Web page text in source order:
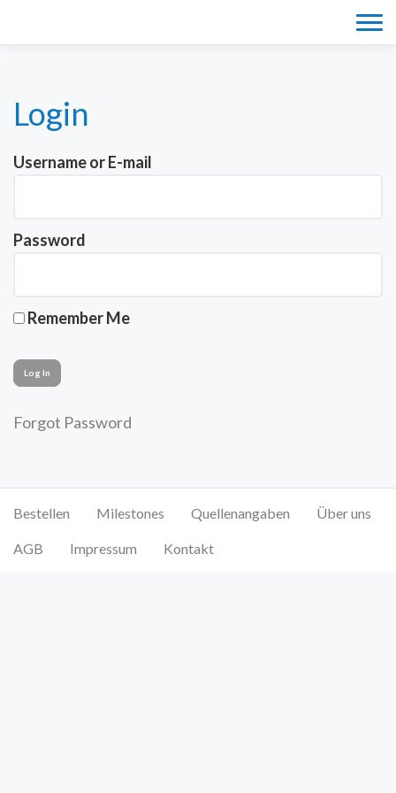
Login
Username or E-mail
Password
Remember Me
Forgot Password
Bestellen Milestones Quellenangaben Über uns
AGB Impressum Kontakt